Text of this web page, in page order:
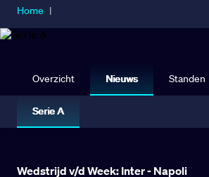
Home |
Overzicht Nieuws Standen
Serie A
Wedstrijd v/d Week: Inter - Napoli